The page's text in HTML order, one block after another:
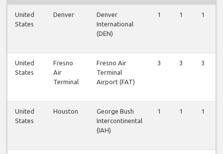
United
States
Denver
Denver
International
(DEN)
1 1 1
United
States
Fresno
Air
Terminal
Fresno Air
Terminal
Airport (FAT)
3 3 3
United
States
Houston
George Bush
Intercontinental
(IAH)
1 1 1